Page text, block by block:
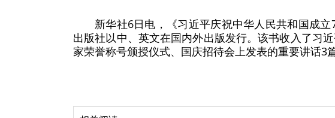
新华社6日电，《习近平庆祝中华人民共和国成
出版社以中、英文在国内外出版发行。该书收入了习
家荣誉称号颁授仪式、国庆招待会上发表的重要讲话3篇